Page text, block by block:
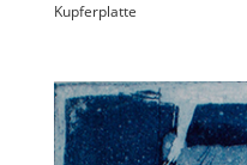
Kupferplatte